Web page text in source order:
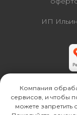
Компания
сервисов, и чтобы
можете запретить